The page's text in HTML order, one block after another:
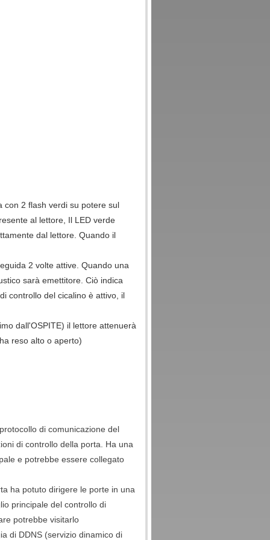
con 2 flash verdi su potere sul
al lettore, Il LED verde
dal lettore. Quando il
2 volte attive. Quando una
sarà emettitore. Ciò indica
controllo del cicalino è attivo, il
dall'OSPITE) il lettore attenuerà
reso alto o aperto)
di comunicazione del
di controllo della porta. Ha una
e potrebbe essere collegato
ha potuto dirigere le porte in una
principale del controllo di
potrebbe visitarlo
di DDNS (servizio dinamico di